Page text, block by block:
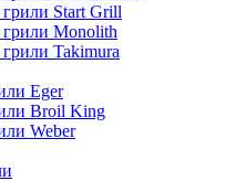
Start Grill
Monolith
Takimura
Eger
Broil King
Weber